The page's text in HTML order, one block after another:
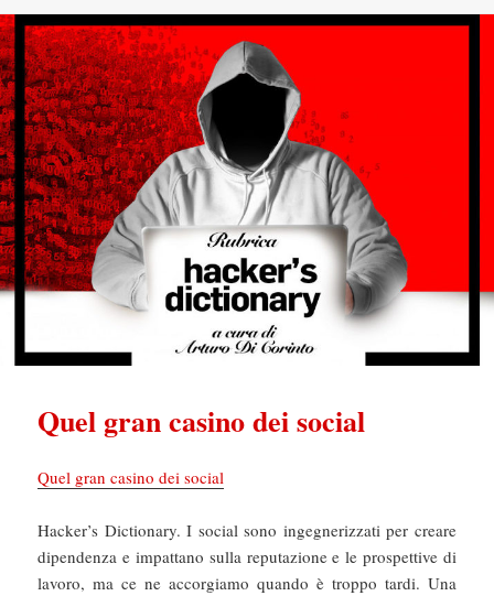
Quel gran casino dei social
Quel gran casino dei social
Hacker’s Dictionary. I social sono ingegnerizzati per creare
dipendenza e impattano sulla reputazione e le prospettive di
lavoro, ma ce ne accorgiamo quando è troppo tardi. Una